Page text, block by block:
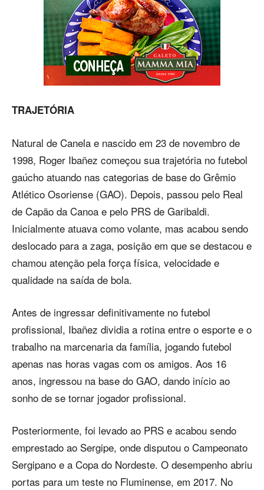
TRAJETÓRIA
Natural de Canela e nascido em 23 de novembro de
1998, Roger Ibañez começou sua trajetória no futebol
gaúcho atuando nas categorias de base do Grêmio
Atlético Osoriense (GAO). Depois, passou pelo Real
de Capão da Canoa e pelo PRS de Garibaldi.
Inicialmente atuava como volante, mas acabou sendo
deslocado para a zaga, posição em que se destacou e
chamou atenção pela força física, velocidade e
qualidade na saída de bola.
Antes de ingressar definitivamente no futebol
profissional, Ibañez dividia a rotina entre o esporte e o
trabalho na marcenaria da família, jogando futebol
apenas nas horas vagas com os amigos. Aos 16
anos, ingressou na base do GAO, dando início ao
sonho de se tornar jogador profissional.
Posteriormente, foi levado ao PRS e acabou sendo
emprestado ao Sergipe, onde disputou o Campeonato
Sergipano e a Copa do Nordeste. O desempenho abriu
portas para um teste no Fluminense, em 2017. No